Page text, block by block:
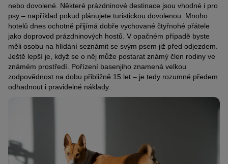
nebo dovolené. Některé prázdninové destinace jsou vhodné i pro
psy – například pokud plánujete turistickou dovolenou. Mnoho
hotelů dnes ochotně přijímá dobře vychované čtyřnohé přátele
jako doprovod prázdninových hostů. V opačném případě byste
měli osobu na hlídání seznámit se svým psem již před odjezdem.
Ještě lepší je, když se o něj může postarat známý člen rodiny ve
známém prostředí. Pořízení basenjiho znamená velkou
zodpovědnost na dobu přibližně 15 let – je tedy rozumné předem
odhadnout i pravidelné náklady.